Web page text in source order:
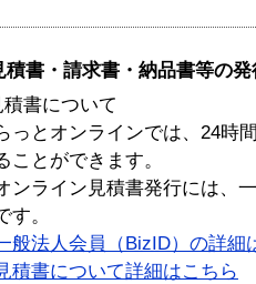
積書・請求書・納品書等の
積書について
っとオンラインでは、24時
ことができます。
ンライン見積書発行には、
す。
般法人会員（BizID）の詳細
積書について詳細はこちら